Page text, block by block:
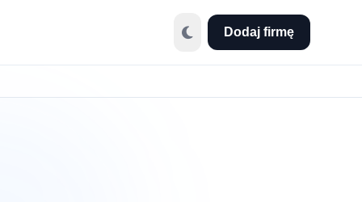
Dodaj firmę